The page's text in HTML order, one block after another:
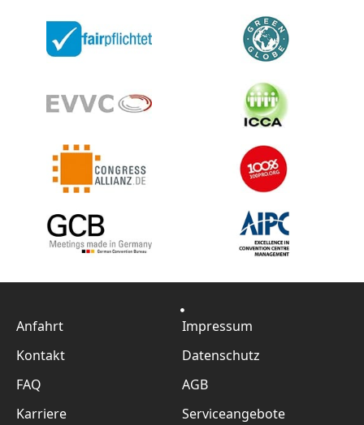
Anfahrt
Kontakt
FAQ
Impressum
Datenschutz
AGB
Karriere
Serviceangebote